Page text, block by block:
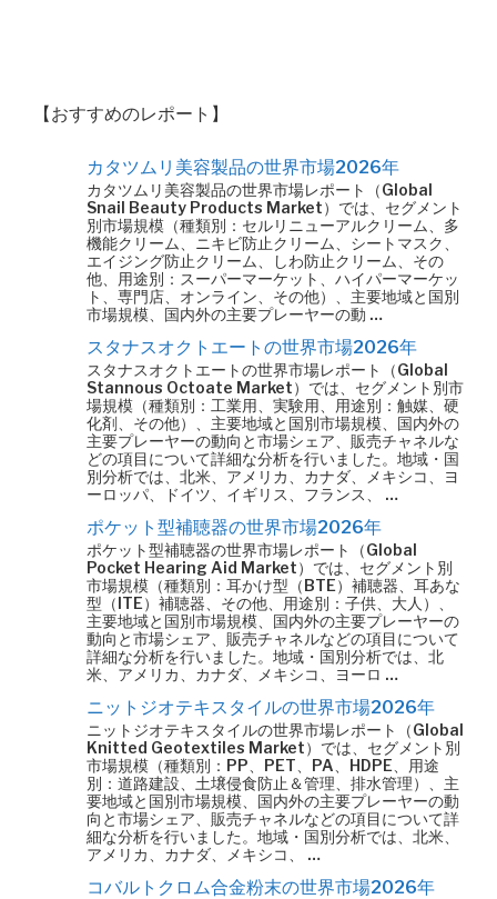
【おすすめのレポート】
カタツムリ美容製品の世界市場2026年
カタツムリ美容製品の世界市場レポート（Global
Snail Beauty Products Market）では、セグメント
別市場規模（種類別：セルリニューアルクリーム、多
機能クリーム、ニキビ防止クリーム、シートマスク、
エイジング防止クリーム、しわ防止クリーム、その
他、用途別：スーパーマーケット、ハイパーマーケッ
ト、専門店、オンライン、その他）、主要地域と国別
市場規模、国内外の主要プレーヤーの動 …
スタナスオクトエートの世界市場2026年
スタナスオクトエートの世界市場レポート（Global
Stannous Octoate Market）では、セグメント別市
場規模（種類別：工業用、実験用、用途別：触媒、硬
化剤、その他）、主要地域と国別市場規模、国内外の
主要プレーヤーの動向と市場シェア、販売チャネルな
どの項目について詳細な分析を行いました。地域・国
別分析では、北米、アメリカ、カナダ、メキシコ、ヨ
ーロッパ、ドイツ、イギリス、フランス、 …
ポケット型補聴器の世界市場2026年
ポケット型補聴器の世界市場レポート（Global
Pocket Hearing Aid Market）では、セグメント別
市場規模（種類別：耳かけ型（BTE）補聴器、耳あな
型（ITE）補聴器、その他、用途別：子供、大人）、
主要地域と国別市場規模、国内外の主要プレーヤーの
動向と市場シェア、販売チャネルなどの項目について
詳細な分析を行いました。地域・国別分析では、北
米、アメリカ、カナダ、メキシコ、ヨーロ …
ニットジオテキスタイルの世界市場2026年
ニットジオテキスタイルの世界市場レポート（Global
Knitted Geotextiles Market）では、セグメント別
市場規模（種類別：PP、PET、PA、HDPE、用途
別：道路建設、土壌侵食防止＆管理、排水管理）、主
要地域と国別市場規模、国内外の主要プレーヤーの動
向と市場シェア、販売チャネルなどの項目について詳
細な分析を行いました。地域・国別分析では、北米、
アメリカ、カナダ、メキシコ、 …
コバルトクロム合金粉末の世界市場2026年